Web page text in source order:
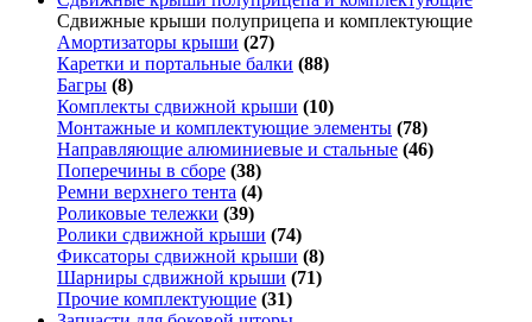
Сдвижные крыши полуприцепа и комплектующие
Амортизаторы крыши (27)
Каретки и портальные балки (88)
Багры (8)
Комплекты сдвижной крыши (10)
Монтажные и комплектующие элементы (78)
Направляющие алюминиевые и стальные (46)
Поперечины в сборе (38)
Ремни верхнего тента (4)
Роликовые тележки (39)
Ролики сдвижной крыши (74)
Фиксаторы сдвижной крыши (8)
Шарниры сдвижной крыши (71)
Прочие комплектующие (31)